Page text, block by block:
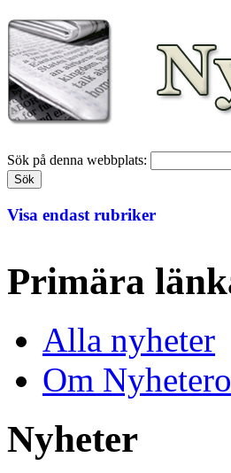
Sök på denna webbplats:
Visa endast rubriker
Primära
Alla nyheter
Om
Nyheter